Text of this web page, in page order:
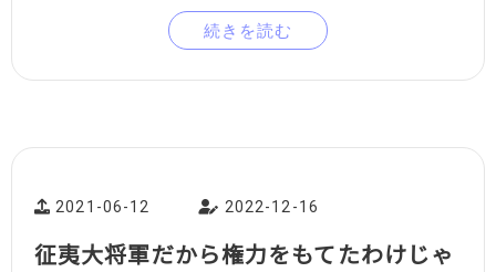
続きを読む
2021-06-12 2022-12-16
征夷大将軍だから権力をもてたわけじゃ